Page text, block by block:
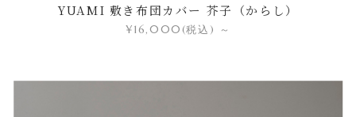
YUAMI 敷き布団カバー 芥子（からし）
¥16,000 (税込) ～